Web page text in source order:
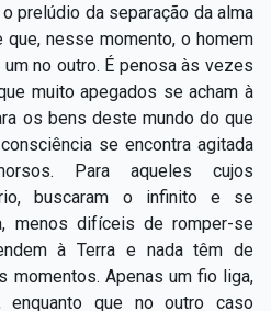
prelúdio da separação da alma
nesse momento, o homem
no outro. É penosa às vezes
muito apegados se acham à
os bens deste mundo do que
se encontra agitada
Para aqueles cujos
buscaram o infinito e se
menos difíceis de romper-se
à Terra e nada têm de
Apenas um fio liga,
enquanto que no outro caso